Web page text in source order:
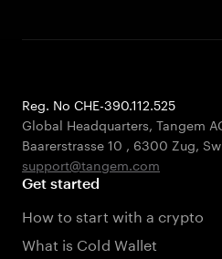
Reg. No CHE-390.112.525
Global Headquarters, Tangem
Baarerstrasse 10 , 6300 Zug,
support@tangem.com
Get started
How to start with a crypto
What is Cold Wallet